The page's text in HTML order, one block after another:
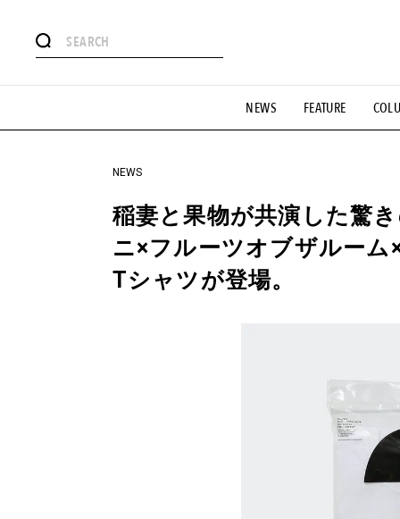
NEWS FEATURE
#憧れの逸品 #ESSENTIAL
#GH 銘品の所以 #フイナムのYouTube #Commune H
#HANDSOME HANDBOOK
NEWS
稲妻と果物が共演した驚
ニ×フルーツオブザルー
Tシャツが登場。